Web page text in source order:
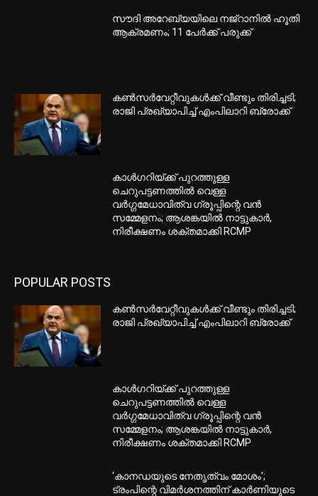
സൗദി അറേബ്യയിലെ നജ്റാനില്‍ ഹൂതി
ആക്രമണം; 11 പേര്‍ക്ക് പരുക്ക്
കണ്‍സര്‍വേറ്റീവുകള്‍ക്ക് വീണ്ടും തിരിച്ചടി;
രാജി പ്രഖ്യാപിച്ച് എംപിലാറി ബ്രോക്ക്
കാൾഗറിയ്ക്ക് പുറത്തുള്ള
ചെറുപട്ടണത്തിൽ വെള്ള
വർഗ്ഗമേധാവിത്വ ഗ്രൂപ്പിന്റെ വൻ
സമ്മേളനം; ആശങ്കയിൽ നാട്ടുകാർ,
നിരീക്ഷണം ശക്തമാക്കി RCMP
POPULAR POSTS
കണ്‍സര്‍വേറ്റീവുകള്‍ക്ക് വീണ്ടും തിരിച്ചടി;
രാജി പ്രഖ്യാപിച്ച് എംപിലാറി ബ്രോക്ക്
കാൾഗറിയ്ക്ക് പുറത്തുള്ള
ചെറുപട്ടണത്തിൽ വെള്ള
വർഗ്ഗമേധാവിത്വ ഗ്രൂപ്പിന്റെ വൻ
സമ്മേളനം; ആശങ്കയിൽ നാട്ടുകാർ,
നിരീക്ഷണം ശക്തമാക്കി RCMP
‘കാനഡയുടെ നേതൃത്വം മോശം’;
ട്രംപിന്റെ വിമർശനത്തിന് കാർണിയുടെ